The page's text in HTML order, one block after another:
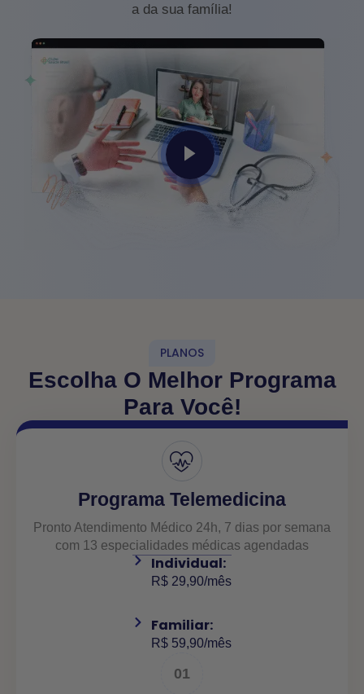
a da sua família!
PLANOS
Escolha O Melhor Programa
Para Você!
Programa Telemedicina
Pronto Atendimento Médico 24h, 7 dias por semana
com 13 especialidades médicas agendadas
Individual:
R$ 29,90/mês
Familiar:
R$ 59,90/mês
01